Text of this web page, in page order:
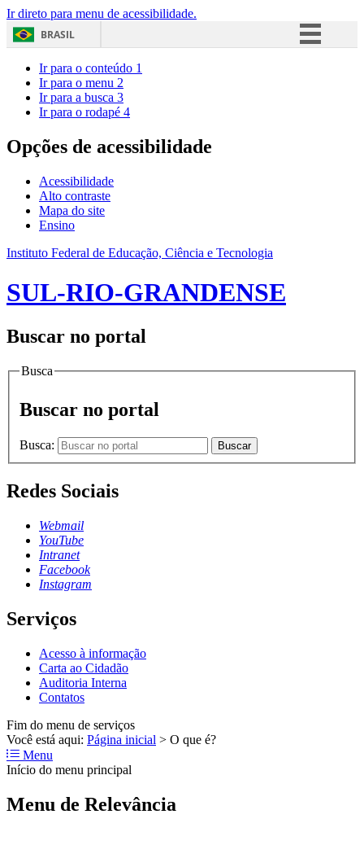
Ir direto para menu de acessibilidade.
BRASIL
Acesso à informação
Ir para o conteúdo 1
Ir para o menu 2
Ir para a busca 3
Ir para o rodapé 4
Opções de acessibilidade
Acessibilidade
Alto contraste
Mapa do site
Ensino
Instituto Federal de Educação, Ciência e Tecnologia
SUL-RIO-GRANDENSE
Buscar no portal
Busca
Buscar no portal
Busca: Buscar
Redes Sociais
Webmail
YouTube
Intranet
Facebook
Instagram
Serviços
Acesso à informação
Carta ao Cidadão
Auditoria Interna
Contatos
Fim do menu de serviços
Você está aqui: Página inicial > O que é?
Menu
Início do menu principal
Menu de Relevância